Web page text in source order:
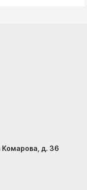
Комарова, д. 36